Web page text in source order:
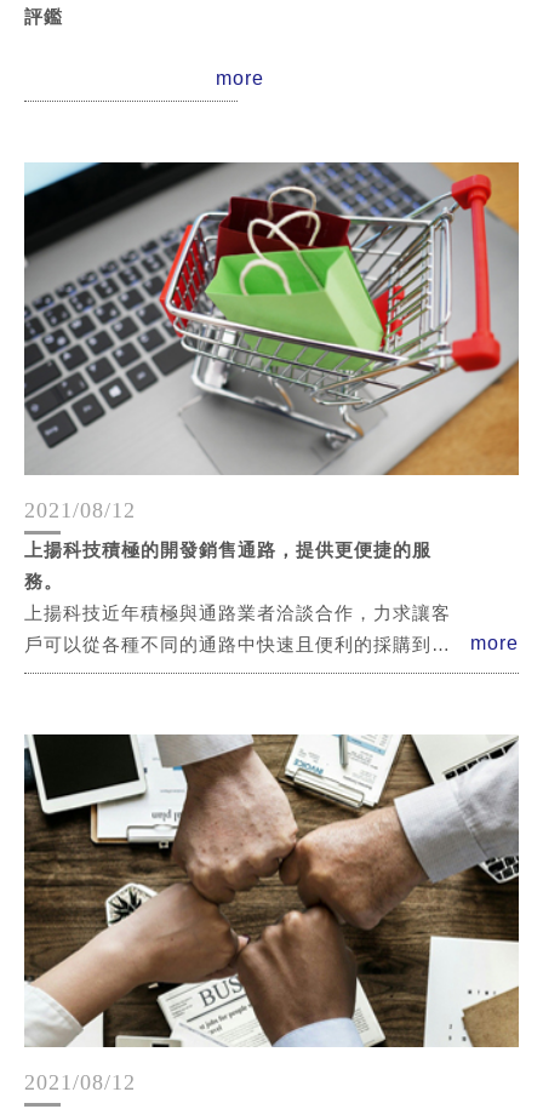
評鑑
more
2021/08/12
上揚科技積極的開發銷售通路，提供更便捷的服
務。
上揚科技近年積極與通路業者洽談合作，力求讓客
戶可以從各種不同的通路中快速且便利的採購到商
品。
more
2021/08/12